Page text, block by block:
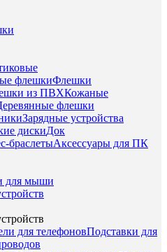
флешкиФлешки
из ПВХКожаные
флешки
Зарядные устройства
дискиДок
браслетыАксессуары для ПК
для мыши
для телефоновПодставки для